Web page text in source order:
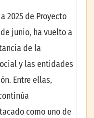
2025 de Proyecto
junio, ha vuelto a
de la
y las entidades
Entre ellas,
como uno de